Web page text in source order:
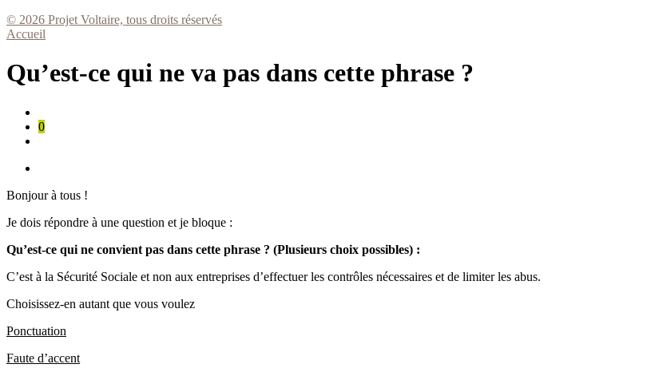
© 2026 Projet Voltaire, tous droits réservés
Accueil
Qu’est-ce qui ne va pas dans cette phrase ?
0
Bonjour à tous !
Je dois répondre à une question et je bloque :
Qu’est-ce qui ne convient pas dans cette phrase ? (Plusieurs choix possibles) :
C’est à la Sécurité Sociale et non aux entreprises d’effectuer les contrôles nécessaires et de limiter les abus.
Choisissez-en autant que vous voulez
Ponctuation
Faute d’accent